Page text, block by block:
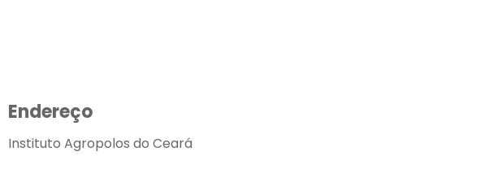
Endereço
Instituto Agropolos do Ceará